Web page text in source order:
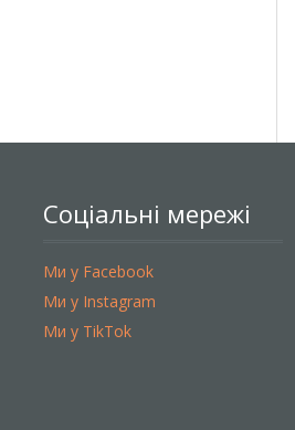
Соціальні мережі
Ми у Facebook
Ми у Instagram
Ми у TikTok